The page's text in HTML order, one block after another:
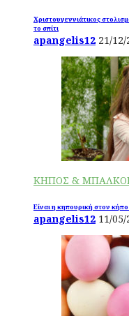
Χριστουγεννιάτικος
το σπίτι
apangelis12 21/12/
ΚΗΠΟΣ &
Είναι η κηπουρική στον
apangelis12 11/